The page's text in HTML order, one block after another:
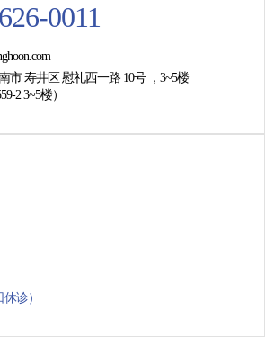
0011
市 寿井区 慰礼西一路 10号 ，3~5楼
2 3~5楼）
诊）